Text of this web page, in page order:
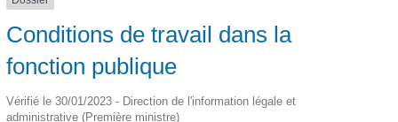
Conditions de travail dans la
fonction publique
Vérifié le 30/01/2023 - Direction de l'information légale et
administrative (Première ministre)